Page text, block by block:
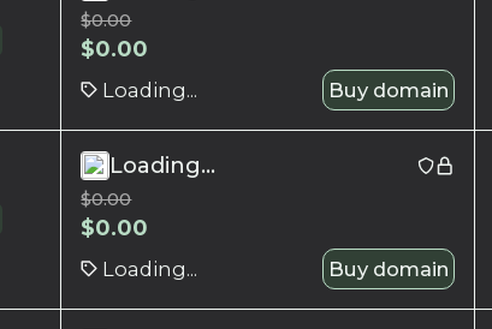
$0.00
$0.00
Loading... Buy domain
Loading...
$0.00
$0.00
Loading... Buy domain